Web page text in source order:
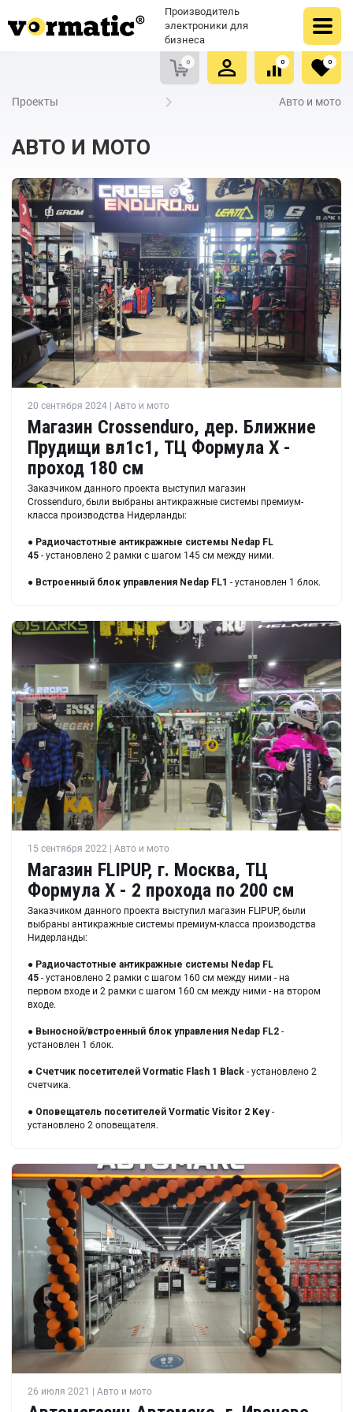
Производитель
электроники для
бизнеса
0
Очистить список сравнения
0
Очистить избранное
0
Проекты Авто и мото
АВТО И МОТО
20 сентября 2024 | Авто и мото
Магазин Crossenduro, дер. Ближние
Прудищи вл1с1, ТЦ Формула X -
проход 180 см
Заказчиком данного проекта выступил магазин
Crossenduro, были выбраны антикражные системы премиум-
класса производства Нидерланды:
● Радиочастотные антикражные системы Nedap FL
45 - установлено 2 рамки с шагом 145 см между ними.
● Встроенный блок управления Nedap FL1 - установлен 1 блок.
15 сентября 2022 | Авто и мото
Магазин FLIPUP, г. Москва, ТЦ
Формула X - 2 прохода по 200 см
Заказчиком данного проекта выступил магазин FLIPUP, были
выбраны антикражные системы премиум-класса производства
Нидерланды:
● Радиочастотные антикражные системы Nedap FL
45 - установлено 2 рамки с шагом 160 см между ними - на
первом входе и 2 рамки с шагом 160 см между ними - на втором
входе.
● Выносной/встроенный блок управления Nedap FL2 -
установлен 1 блок.
● Счетчик посетителей Vormatic Flash 1 Black - установлено 2
счетчика.
● Оповещатель посетителей Vormatic Visitor 2 Key-
установлено 2 оповещателя.
26 июля 2021 | Авто и мото